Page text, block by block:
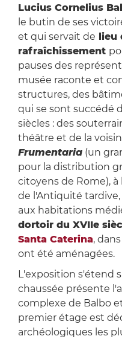
Lucius Cornelius
le butin de ses
et qui servait de lieu
rafraîchissement
pauses des
musée raconte et
structures, des
qui se sont succédé
siècles : des
théâtre et de la
Frumentaria(un
pour la distribution
citoyens de Rome), à
de l'Antiquité
aux habitations
dortoir du XVIIe
Santa Caterina,
ont été aménagées.
L'exposition s'étend
chaussée présente
complexe de Balbo
premier étage est
archéologiques les